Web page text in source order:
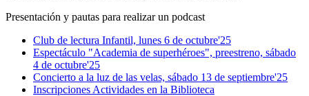
Presentación y pautas para realizar un podcast
Club de lectura Infantil, lunes 6 de octubre'25
Espectáculo "Academia de superhéroes", preestreno, sábado
4 de octubre'25
Concierto a la luz de las velas, sábado 13 de septiembre'25
Inscripciones Actividades en la Biblioteca